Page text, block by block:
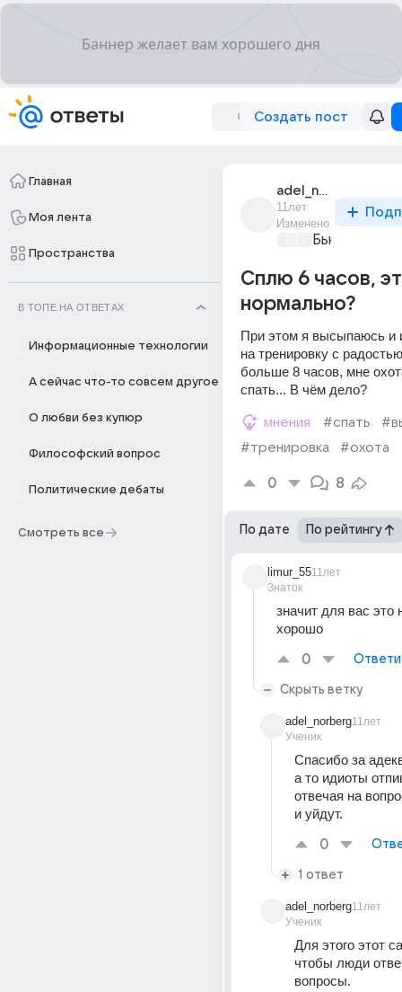
Создать пост
Главная
Моя лента
Пространства
В ТОПЕ НА ОТВЕТАХ
Информационные технологии
А сейчас что-то совсем другое
О любви без купюр
Философский вопрос
Политические дебаты
Смотреть все
adel_norberg
11лет
Изменено
Бьютилэнд
Сплю 6 часов,
нормально?
При этом я высыпаюсь и
на тренировку с
больше 8 часов, мне
спать... В чём дело?
мнения #спать
#тренировка
#охота
0 8
По дате По рейтингу
limur_55
Знаток
11лет
значит для вас это
хорошо
0
Скрыть ветку
adel_norberg
Ученик
11лет
Спасибо за
а то идиоты
отвечая на
и уйдут.
0
1 ответ
adel_norberg
Ученик
11лет
Для этого этот
чтобы люди
вопросы.